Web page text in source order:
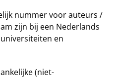
nummer voor auteurs /
zijn bij een Nederlands
en
(niet-